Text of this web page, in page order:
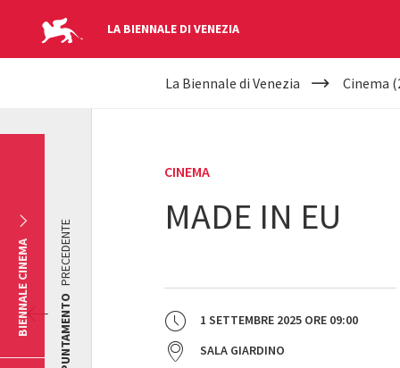
LA BIENNALE DI VENEZIA
YOUR
La Biennale di Venezia Cinema
CINEMA
MADE IN EU
1 SETTEMBRE 2025 ORE 09:00
SALA GIARDINO
APPUNTAMENTO
PRECEDENTE
BIENNALE CINEMA